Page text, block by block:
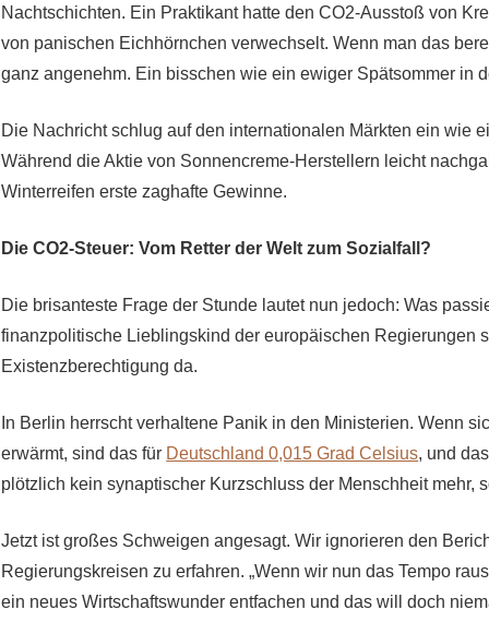
Nachtschichten. Ein Praktikant hatte den CO2-Ausstoß von
von panischen Eichhörnchen verwechselt. Wenn man das
ganz angenehm. Ein bisschen wie ein ewiger Spätsommer in
Die Nachricht schlug auf den internationalen Märkten ein wie
Während die Aktie von Sonnencreme-Herstellern leicht
Winterreifen erste zaghafte Gewinne.
Die CO2-Steuer: Vom Retter der Welt zum Sozialfall?
Die brisanteste Frage der Stunde lautet nun jedoch: Was
finanzpolitische Lieblingskind der europäischen Regierungen
Existenzberechtigung da.
In Berlin herrscht verhaltene Panik in den Ministerien. Wenn
erwärmt, sind das für Deutschland 0,015 Grad Celsius, und
plötzlich kein synaptischer Kurzschluss der Menschheit mehr,
Jetzt ist großes Schweigen angesagt. Wir ignorieren den
Regierungskreisen zu erfahren. „Wenn wir nun das Tempo
ein neues Wirtschaftswunder entfachen und das will doch